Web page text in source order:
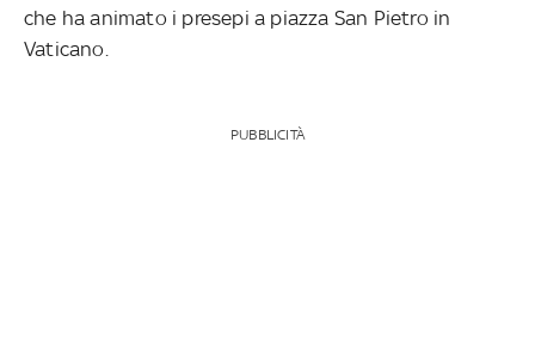
che ha animato i presepi a piazza San Pietro in
Vaticano.
PUBBLICITÀ